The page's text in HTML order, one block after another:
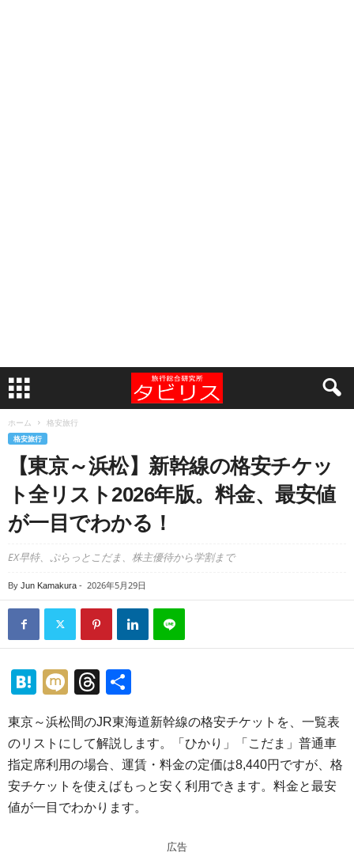
ホーム 格安旅行
格安旅行
【東京～浜松】新幹線の格安チケッ
ト全リスト2026年版。料金、最安値
が一目でわかる！
EX早特、ぷらっとこだま、株主優待から学割まで
By Jun Kamakura - 2026年5月29日
H
e
n
a
M
T
e
a
d
s
東京～浜松間のJR東海道新幹線の格安チケットを、一覧表
のリストにして解説します。「ひかり」「こだま」普通車
指定席利用の場合、運賃・料金の定価は8,440円ですが、格
安チケットを使えばもっと安く利用できます。料金と最安
値が一目でわかります。
広告